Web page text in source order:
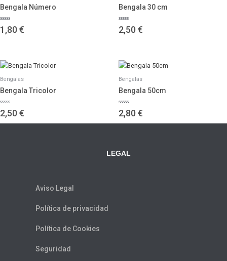
Bengala Número
Valorado
con
1,80 €
Bengala 30 cm
Valorado
con
2,50 €
Bengalas
Bengala Tricolor
Valorado
con
de
2,50 €
Bengalas
Bengala 50cm
Valorado
con
de
2,80 €
LEGAL
Aviso Legal
Política de privacidad
Política de Cookies
Seguridad